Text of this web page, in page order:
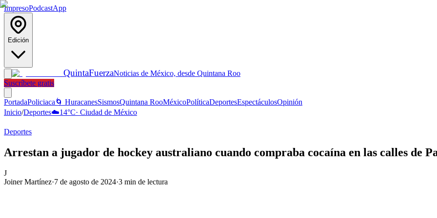
ImpresoPodcastApp
Edición
QuintaFuerzaNoticias de México, desde Quintana Roo
Suscríbete gratis
PortadaPoliciaca 🌀 HuracanesSismosQuintana RooMéxicoPolíticaDeportesEspectáculosOpinión
Inicio/Deportes☁️14°C· Ciudad de México
Deportes
Arrestan a jugador de hockey australiano cuando compraba cocaína en las calles de
J
Joiner Martínez·7 de agosto de 2024·3 min de lectura